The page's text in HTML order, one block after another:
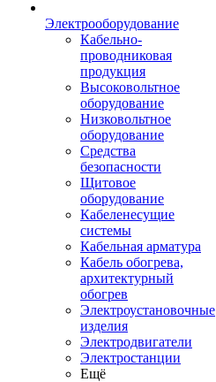
Электрооборудование
Кабельно-
проводниковая
продукция
Высоковольтное
оборудование
Низковольтное
оборудование
Средства
безопасности
Щитовое
оборудование
Кабеленесущие
системы
Кабельная арматура
Кабель обогрева,
архитектурный
обогрев
Электроустановочные
изделия
Электродвигатели
Электростанции
Ещё